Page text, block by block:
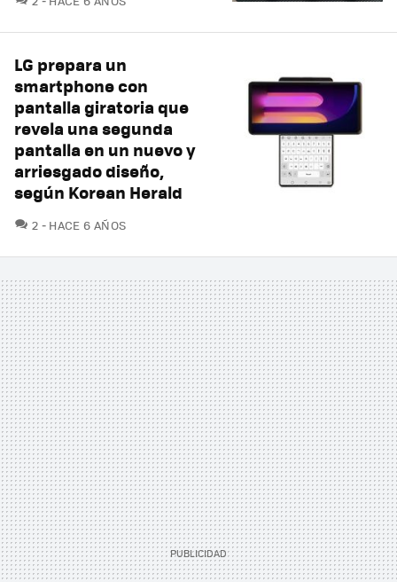
LG prepara un
smartphone con
pantalla giratoria que
revela una segunda
pantalla en un nuevo y
arriesgado diseño,
según Korean Herald
2 COMENTARIOS
HACE 6 AÑOS